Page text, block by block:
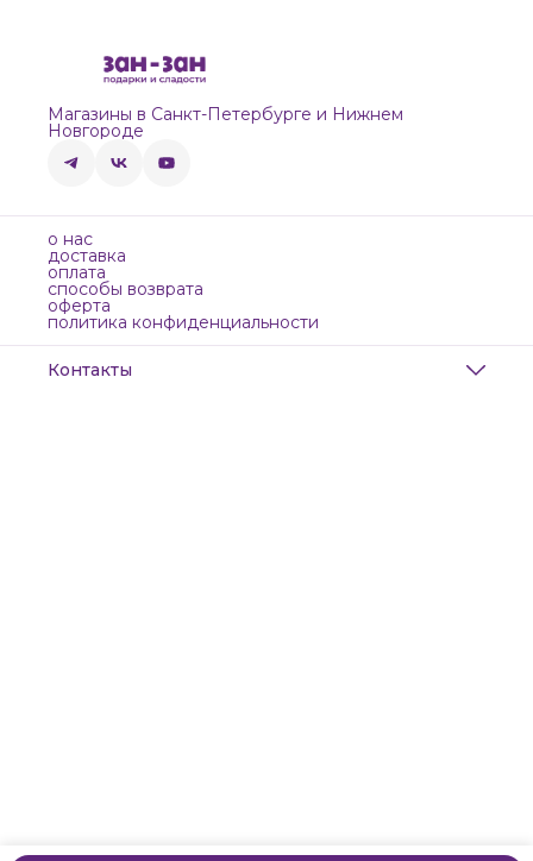
Магазины в Санкт-Петербурге и Нижнем
Новгороде
о нас
доставка
оплата
способы возврата
оферта
политика конфиденциальности
Контакты